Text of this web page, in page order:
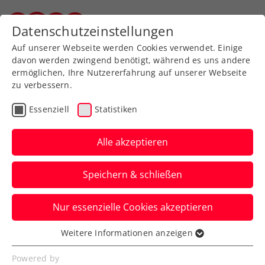
Aktuelle News
News filtern
Datenschutzeinstellungen
Auf unserer Webseite werden Cookies verwendet. Einige
davon werden zwingend benötigt, während es uns andere
ermöglichen, Ihre Nutzererfahrung auf unserer Webseite
zu verbessern.
Essenziell Statistiken
Alle akzeptieren
Speichern & schließen
Nur essenzielle Cookies akzeptieren
Essenziell
Essenzielle Cookies werden für grundlegende
Weitere Informationen anzeigen
Powered by